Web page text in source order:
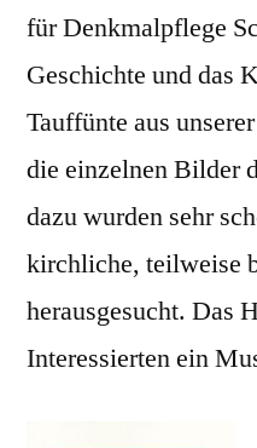
für Denkmalpflege
Geschichte und das
Tauffünte aus
die einzelnen Bilder
dazu wurden sehr
kirchliche, teilweise
herausgesucht. Das
Interessierten ein